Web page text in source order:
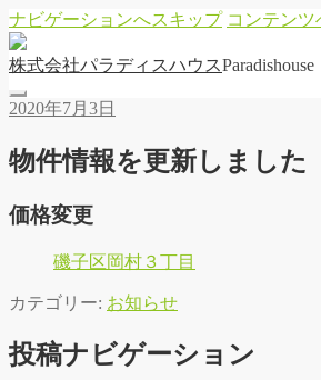
ナビゲーションへスキップ コンテン
株式会社パラディ スハウ スParadishouse
2020年7月3日
物件情報を更新しました
価格変更
磯子区岡村３丁目
カテゴリー: お知らせ
投稿ナビゲーション